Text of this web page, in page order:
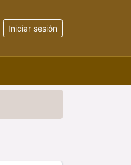
Iniciar sesión